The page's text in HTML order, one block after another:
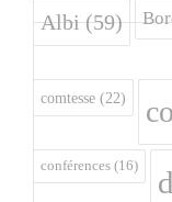
Albi(59)
comtesse (22)
conférences (16)